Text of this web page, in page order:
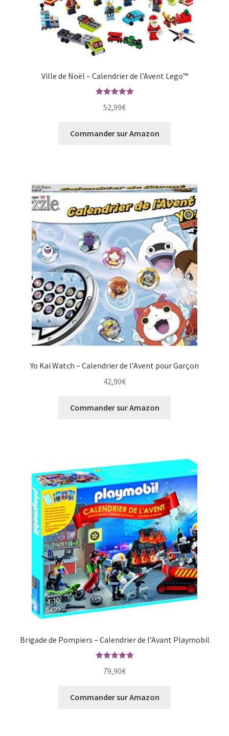
Ville de Noël – Calendrier de l’Avent Lego™
sur 5
52,99€
Commander sur Amazon
Yo Kai Watch – Calendrier de l’Avent pour Garçon
42,90€
Commander sur Amazon
Brigade de Pompiers – Calendrier de l’Avant Playmobil
sur 5
79,90€
Commander sur Amazon